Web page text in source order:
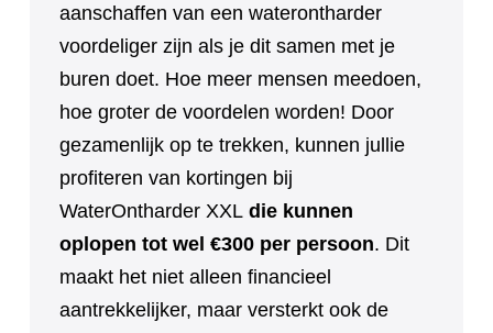
aanschaffen van een waterontharder
voordeliger zijn als je dit samen met je
buren doet. Hoe meer mensen meedoen,
hoe groter de voordelen worden! Door
gezamenlijk op te trekken, kunnen jullie
profiteren van kortingen bij
WaterOntharder XXL die kunnen
oplopen tot wel €300 per persoon. Dit
maakt het niet alleen financieel
aantrekkelijker, maar versterkt ook de